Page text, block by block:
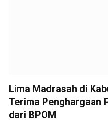
Lima Madrasah di
Terima Penghargaan
dari BPOM